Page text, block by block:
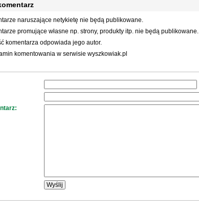
naruszające netykietę nie będą publikowane.
promujące własne np. strony, produkty itp. nie będą publikowane.
komentarza odpowiada jego autor.
komentowania w serwisie wyszkowiak.pl